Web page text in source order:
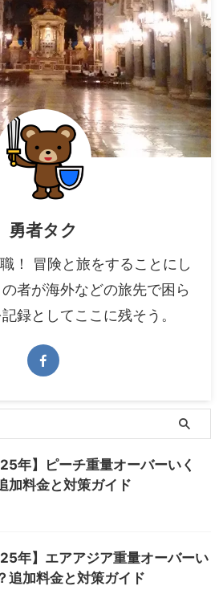
勇者タク
！ 冒険と旅をすることにし
者が海外などの旅先で困ら
録としてここに残そう。
年】ピーチ重量オーバーいく
加料金と対策ガイド
年】エアアジア重量オーバーい
追加料金と対策ガイド